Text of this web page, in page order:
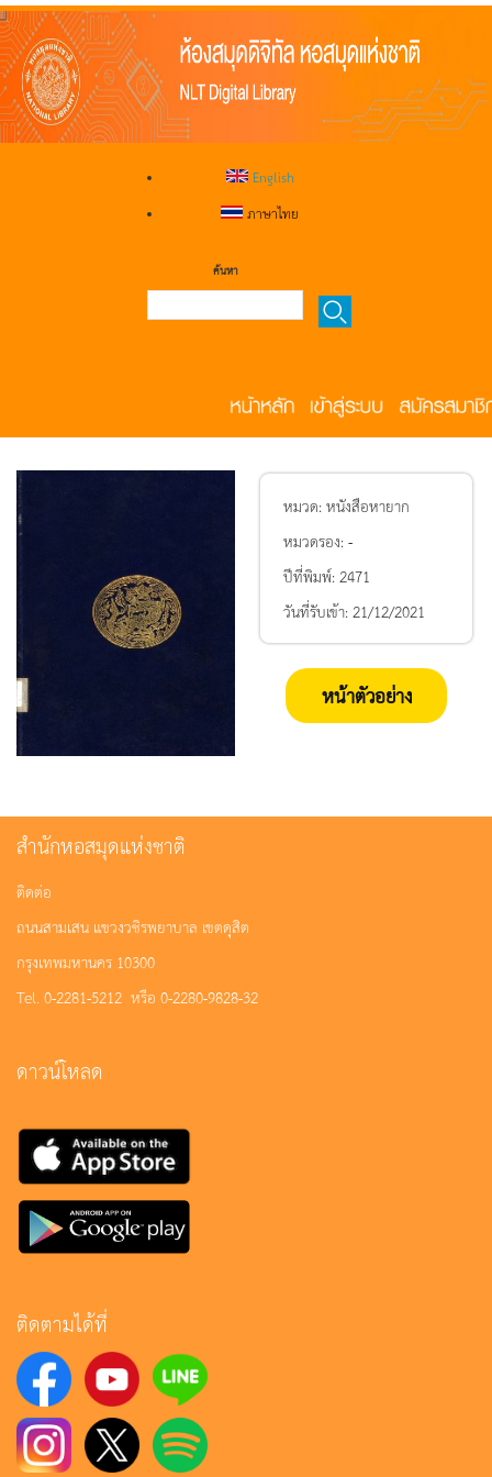
English
ภาษาไทย
ค้นหา
หมวด:หนังสือหายาก
หมวดรอง:-
ปีที่พิมพ์:2471
วันที่รับเข้า:21/12/2021
หน้าตัวอย่าง
สำนักหอสมุดแห่งชาติ
ติดต่อ
ถนนสามเสน แขวงวชิรพยาบาล เขตดุสิต
กรุงเทพมหานคร 10300
Tel. 0-2281-5212 หรือ 0-2280-9828-32
ดาวน์โหลด
ติดตามได้ที่